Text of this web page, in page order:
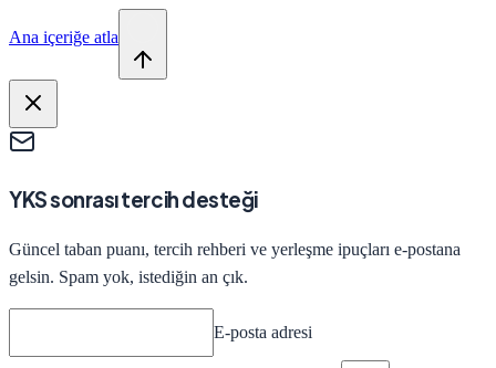
Ana içeriğe atla
YKS sonrası tercih desteği
Güncel taban puanı, tercih rehberi ve yerleşme ipuçları e-postana
gelsin. Spam yok, istediğin an çık.
E-posta adresi